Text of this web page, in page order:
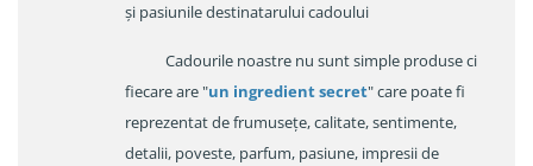
și pasiunile destinatarului cadoului
Cadourile noastre nu sunt simple produse ci
fiecare are "un ingredient secret" care poate fi
reprezentat de frumusețe, calitate, sentimente,
detalii, poveste, parfum, pasiune, impresii de